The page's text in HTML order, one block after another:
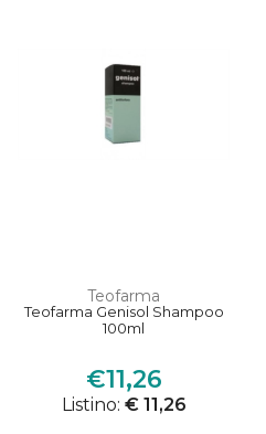
Teofarma
Teofarma Genisol Shampoo
100ml
€11,26
Listino: € 11,26